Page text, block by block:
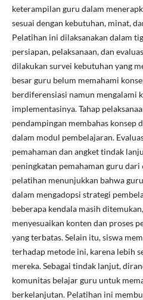
keterampilan guru dalam
sesuai dengan kebutuhan, minat,
Pelatihan ini dilaksanakan dalam
persiapan, pelaksanaan, dan
dilakukan survei kebutuhan yang
besar guru belum memahami
berdiferensiasi namun mengalami
implementasinya. Tahap
pendampingan membahas konsep
dalam modul pembelajaran.
pemahaman dan angket tindak
peningkatan pemahaman guru dari
pelatihan menunjukkan bahwa
dalam mengadopsi strategi
beberapa kendala masih
menyesuaikan konten dan proses
yang terbatas. Selain itu, siswa
terhadap metode ini, karena lebih
mereka. Sebagai tindak lanjut,
komunitas belajar guru untuk
berkelanjutan. Pelatihan ini